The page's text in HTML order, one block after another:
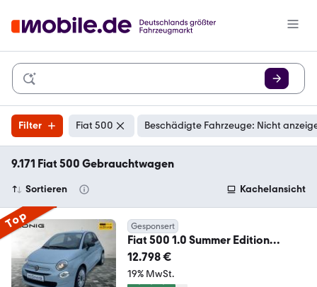
Filter Fiat 500 Beschädigte Fahrzeuge: Nicht
9.171 Fiat 500 Gebrauchtwagen
Sortieren Kachelansicht
Top Gesponsert
Fiat 500 1.0 Summer Edition
Klima*Carplay
12.798 €
19% MwSt.